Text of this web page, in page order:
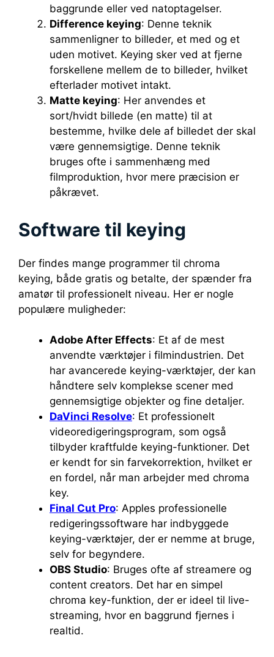
baggrunde eller ved natoptagelser.
Difference keying: Denne teknik
sammenligner to billeder, et med og et
uden motivet. Keying sker ved at fjerne
forskellene mellem de to billeder, hvilket
efterlader motivet intakt.
Matte keying: Her anvendes et
sort/hvidt billede (en matte) til at
bestemme, hvilke dele af billedet der skal
være gennemsigtige. Denne teknik
bruges ofte i sammenhæng med
filmproduktion, hvor mere præcision er
påkrævet.
Software til keying
Der findes mange programmer til chroma
keying, både gratis og betalte, der spænder fra
amatør til professionelt niveau. Her er nogle
populære muligheder:
Adobe After Effects: Et af de mest
anvendte værktøjer i filmindustrien. Det
har avancerede keying-værktøjer, der kan
håndtere selv komplekse scener med
gennemsigtige objekter og fine detaljer.
DaVinci Resolve: Et professionelt
videoredigeringsprogram, som også
tilbyder kraftfulde keying-funktioner. Det
er kendt for sin farvekorrektion, hvilket er
en fordel, når man arbejder med chroma
key.
Final Cut Pro: Apples professionelle
redigeringssoftware har indbyggede
keying-værktøjer, der er nemme at bruge,
selv for begyndere.
OBS Studio: Bruges ofte af streamere og
content creators. Det har en simpel
chroma key-funktion, der er ideel til live-
streaming, hvor en baggrund fjernes i
realtid.